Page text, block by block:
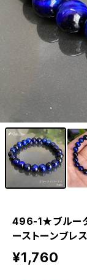
496-1★ブルータ
ーストーンブレ
¥1,760